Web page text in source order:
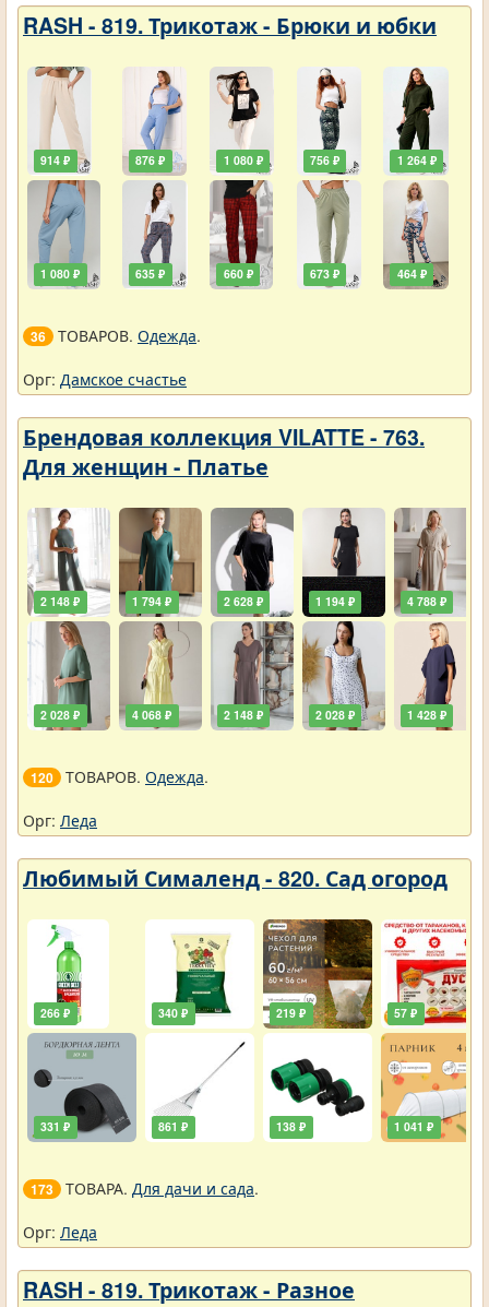
RASH - 819. Трикотаж - Брюки и юбки
914 ₽
1 080 ₽
876 ₽
635 ₽
1 080 ₽
660 ₽
756 ₽
673 ₽
1 264 ₽
464 ₽
36 ТОВАРОВ. Одежда.
Орг: Дамское счастье
Брендовая коллекция VILATTE - 763.
Для женщин - Платье
2 148 ₽
2 028 ₽
1 794 ₽
4 068 ₽
2 628 ₽
2 148 ₽
1 194 ₽
2 028 ₽
4 788 ₽
1 428 ₽
120 ТОВАРОВ. Одежда.
Орг: Леда
Любимый Сималенд - 820. Сад огород
266 ₽
331 ₽
340 ₽
861 ₽
219 ₽
138 ₽
57 ₽
1 041 ₽
173 ТОВАРА. Для дачи и сада.
Орг: Леда
RASH - 819. Трикотаж - Разное